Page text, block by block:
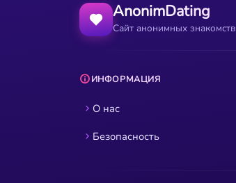
AnonimDating
Сайт анонимных знакомств
ИНФОРМАЦИЯ
О нас
Безопасность